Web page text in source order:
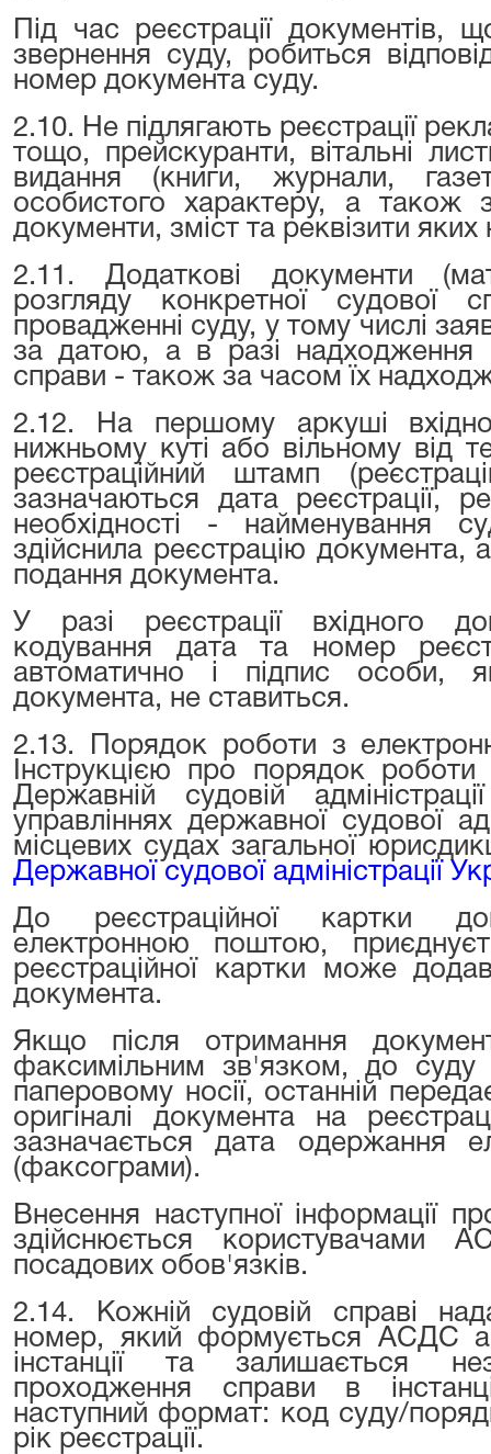
Під час реєстрації документів,
звернення суду, робиться
номер документа суду.
2.10. Не підлягають реєстрації
тощо, прейскуранти, вітальні
видання (книги, журнали,
особистого характеру, а також
документи, зміст та реквізити
2.11. Додаткові документи
розгляду конкретної судової
провадженні суду, у тому числі
за датою, а в разі надходження
справи - також за часом їх
2.12. На першому аркуші
нижньому куті або вільному від
реєстраційний штамп
зазначаються дата реєстрації,
необхідності - найменування
здійснила реєстрацію документа,
подання документа.
У разі реєстрації вхідного
кодування дата та номер
автоматично і підпис особи,
документа, не ставиться.
2.13. Порядок роботи з
Інструкцією про порядок
Державній судовій
управліннях державної судової
місцевих судах загальної
Державної судової адміністрації
До реєстраційної картки
електронною поштою,
реєстраційної картки може
документа.
Якщо після отримання
факсимільним зв'язком, до
паперовому носії, останній
оригіналі документа на
зазначається дата одержання
(факсограми).
Внесення наступної інформації
здійснюється користувачами
посадових обов'язків.
2.14. Кожній судовій справі
номер, який формується АСДС
інстанції та залишається
проходження справи в
наступний формат: код суду/
рік реєстрації.